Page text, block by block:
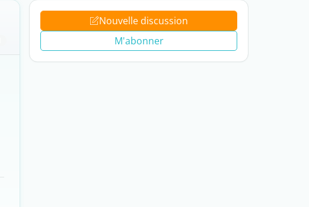
Nouvelle discussion
M'abonner